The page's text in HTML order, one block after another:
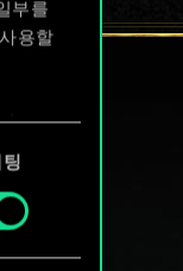
부를
용할